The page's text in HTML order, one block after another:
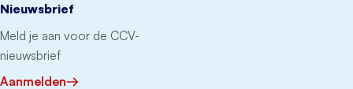
Nieuwsbrief
Meld je aan voor de CCV-
nieuwsbrief
Aanmelden